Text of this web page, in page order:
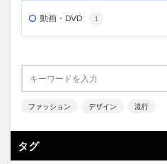
動画・DVD 1
ファッション デザイン 流行
タグ